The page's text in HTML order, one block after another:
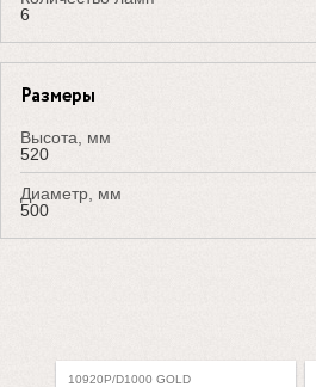
6
Размеры
Высота, мм
520
Диаметр, мм
500
10920P/D1000 GOLD